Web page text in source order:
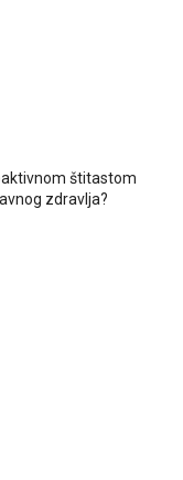
štitastom
zdravlja?